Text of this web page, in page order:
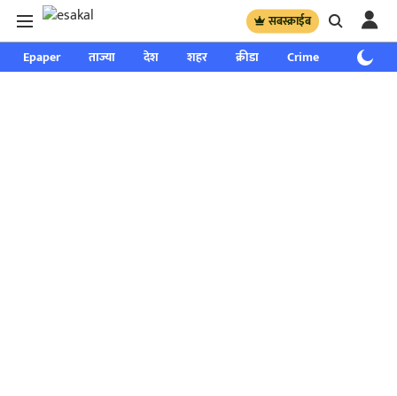
सबस्क्राईब
Epaper ताज्या देश शहर क्रीडा Crime साप्ताहिक